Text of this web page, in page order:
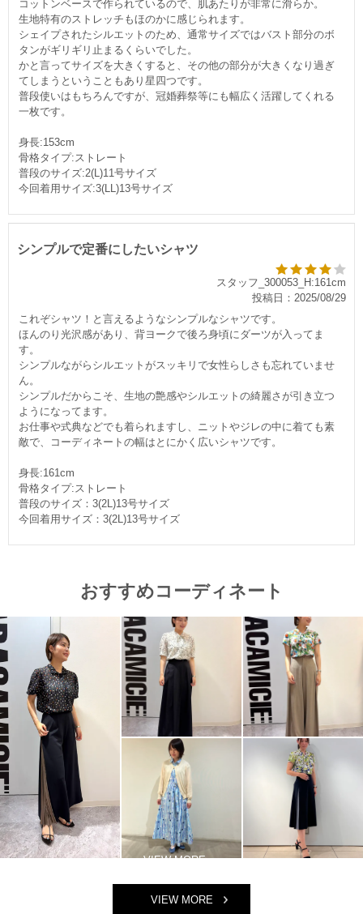
コットンベースで作られているので、肌あたりが非常に滑らか。
生地特有のストレッチもほのかに感じられます。
シェイプされたシルエットのため、通常サイズではバスト部分のボ
タンがギリギリ止まるくらいでした。
かと言ってサイズを大きくすると、その他の部分が大きくなり過ぎ
てしまうということもあり星四つです。
普段使いはもちろんですが、冠婚葬祭等にも幅広く活躍してくれる
一枚です。
身長:153cm
骨格タイプ:ストレート
普段のサイズ:2(L)11号サイズ
今回着用サイズ:3(LL)13号サイズ
シンプルで定番にしたいシャツ
スタッフ_300053_H:161cm
投稿日：2025/08/29
これぞシャツ！と言えるようなシンプルなシャツです。
ほんのり光沢感があり、背ヨークで後ろ身頃にダーツが入ってま
す。
シンプルながらシルエットがスッキリで女性らしさも忘れていませ
ん。
シンプルだからこそ、生地の艶感やシルエットの綺麗さが引き立つ
ようになってます。
お仕事や式典などでも着られますし、ニットやジレの中に着ても素
敵で、コーディネートの幅はとにかく広いシャツです。
身長:161cm
骨格タイプ:ストレート
普段のサイズ：3(2L)13号サイズ
今回着用サイズ：3(2L)13号サイズ
おすすめコーディネート
VIEW MORE